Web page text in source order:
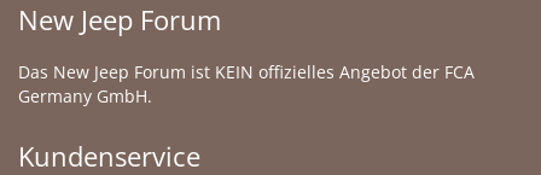
New Jeep Forum
Das New Jeep Forum ist KEIN offizielles Angebot der FCA
Germany GmbH.
Kundenservice